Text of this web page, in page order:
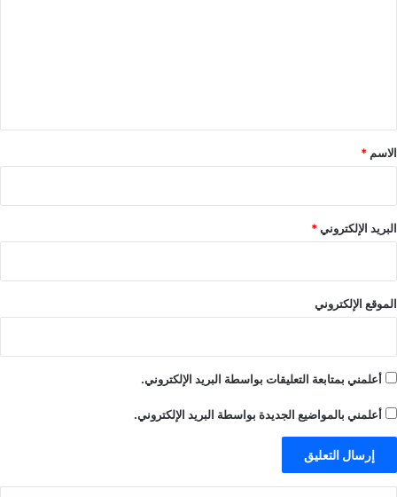
*
الاسم *
البريد الإلكتروني*
الموقع الإلكتروني
أعلمني بمتابعة التعليقات بواسطة البريد الإلكتروني.
أعلمني بالمواضيع الجديدة بواسطة البريد الإلكتروني.